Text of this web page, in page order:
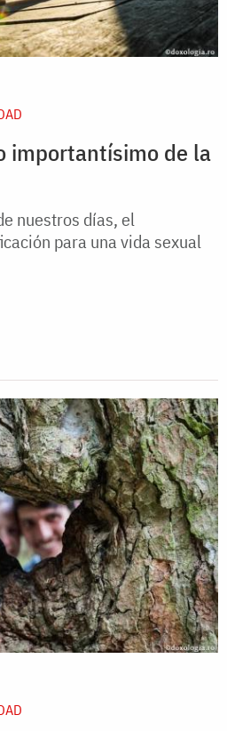
importantísimo de la
nuestros días, el
para una vida sexual